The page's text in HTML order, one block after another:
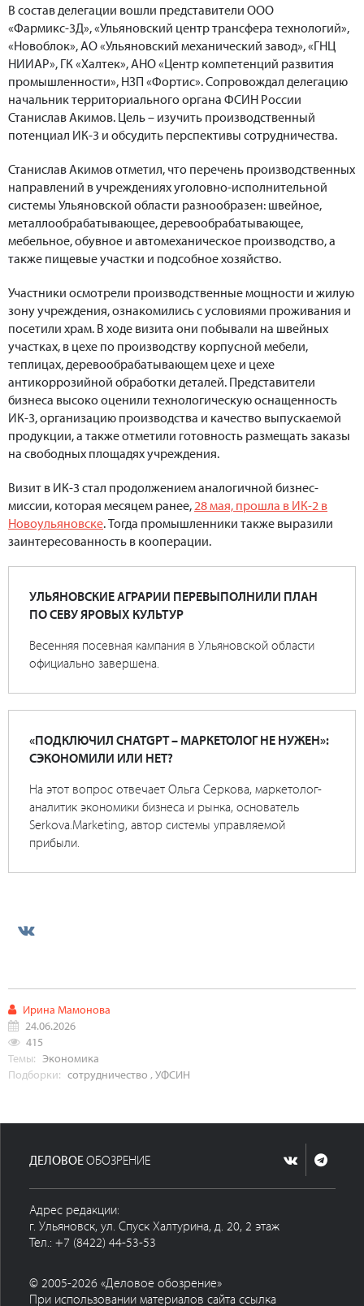
В состав делегации вошли представители ООО
«Фармикс-3Д», «Ульяновский центр трансфера технологий»,
«Новоблок», АО «Ульяновский механический завод», «ГНЦ
НИИАР», ГК «Халтек», АНО «Центр компетенций развития
промышленности», НЗП «Фортис». Сопровождал делегацию
начальник территориального органа ФСИН России
Станислав Акимов. Цель – изучить производственный
потенциал ИК-3 и обсудить перспективы сотрудничества.
Станислав Акимов отметил, что перечень производственных
направлений в учреждениях уголовно-исполнительной
системы Ульяновской области разнообразен: швейное,
металлообрабатывающее, деревообрабатывающее,
мебельное, обувное и автомеханическое производство, а
также пищевые участки и подсобное хозяйство.
Участники осмотрели производственные мощности и жилую
зону учреждения, ознакомились с условиями проживания и
посетили храм. В ходе визита они побывали на швейных
участках, в цехе по производству корпусной мебели,
теплицах, деревообрабатывающем цехе и цехе
антикоррозийной обработки деталей. Представители
бизнеса высоко оценили технологическую оснащенность
ИК-3, организацию производства и качество выпускаемой
продукции, а также отметили готовность размещать заказы
на свободных площадях учреждения.
Визит в ИК-3 стал продолжением аналогичной бизнес-
миссии, которая месяцем ранее, 28 мая, прошла в ИК-2 в
Новоульяновске. Тогда промышленники также выразили
заинтересованность в кооперации.
УЛЬЯНОВСКИЕ АГРАРИИ ПЕРЕВЫПОЛНИЛИ ПЛАН
ПО СЕВУ ЯРОВЫХ КУЛЬТУР
Весенняя посевная кампания в Ульяновской области
официально завершена.
«ПОДКЛЮЧИЛ CHATGPT – МАРКЕТОЛОГ НЕ НУЖЕН»:
СЭКОНОМИЛИ ИЛИ НЕТ?
На этот вопрос отвечает Ольга Серкова, маркетолог-
аналитик экономики бизнеса и рынка, основатель
Serkova.Marketing, автор системы управляемой
прибыли.
Ирина Мамонова
24.06.2026
415
Темы: Экономика
Подборки: сотрудничество ,УФСИН
ДЕЛОВОЕ ОБОЗРЕНИЕ
Адрес редакции:
г. Ульяновск, ул. Спуск Халтурина, д. 20, 2 этаж
Тел.: +7 (8422) 44-53-53
© 2005-2026 «Деловое обозрение»
При использовании материалов сайта ссылка